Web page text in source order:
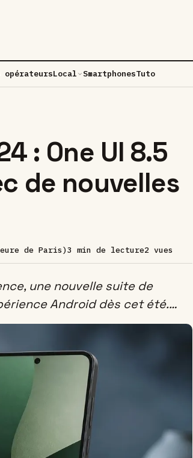
opérateursLocal SmartphonesTuto
: One UI 8.5
de nouvelles
de Paris)3 min de lecture2 vues
une nouvelle suite de
Android dès cet été.…